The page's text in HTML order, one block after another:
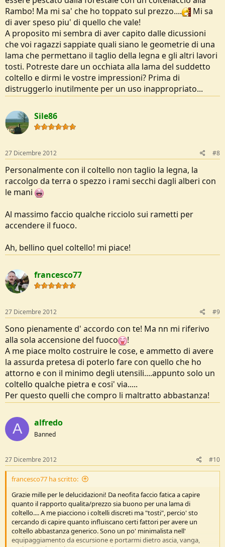
Rambo! Ma mi sa' che ho toppato sul prezzo....
Mi sa
di aver speso piu' di quello che vale!
A proposito mi sembra di aver capito dalle dicussioni
che voi ragazzi sappiate quali siano le geometrie di una
lama che permettano il taglio della legna e gli altri lavori
tosti. Potreste dare un occhiata alla lama del suddetto
coltello e dirmi le vostre impressioni? Prima di
distruggerlo inutilmente per un uso inappropriato...
Sile86
27 Dicembre 2012 #8
Personalmente con il coltello non taglio la legna, la
raccolgo da terra o spezzo i rami secchi dagli alberi con
le mani
Al massimo faccio qualche ricciolo sui rametti per
accendere il fuoco.
Ah, bellino quel coltello! mi piace!
francesco77
27 Dicembre 2012 #9
Sono pienamente d' accordo con te! Ma nn mi riferivo
alla sola accensione del fuoco
!
A me piace molto costruire le cose, e ammetto di avere
la assurda pretesa di poterlo fare con quello che ho
attorno e con il minimo degli utensili....appunto solo un
coltello qualche pietra e cosi' via.....
Per questo quelli che compro li maltratto abbastanza!
A alfredo
Banned
27 Dicembre 2012 #10
francesco77 ha scritto:
Grazie mille per le delucidazioni! Da neofita faccio fatica a capire
quanto il rapporto qualita/prezzo sia buono per una lama di
coltello.... A me piacciono i coltelli discreti ma "tosti", percio' sto
cercando di capire quanto influiscano certi fattori per avere un
coltello abbastanza generico. Sono un po' minimalista nell'
equipaggiamento da escursione e portarmi dietro ascia, vanga,